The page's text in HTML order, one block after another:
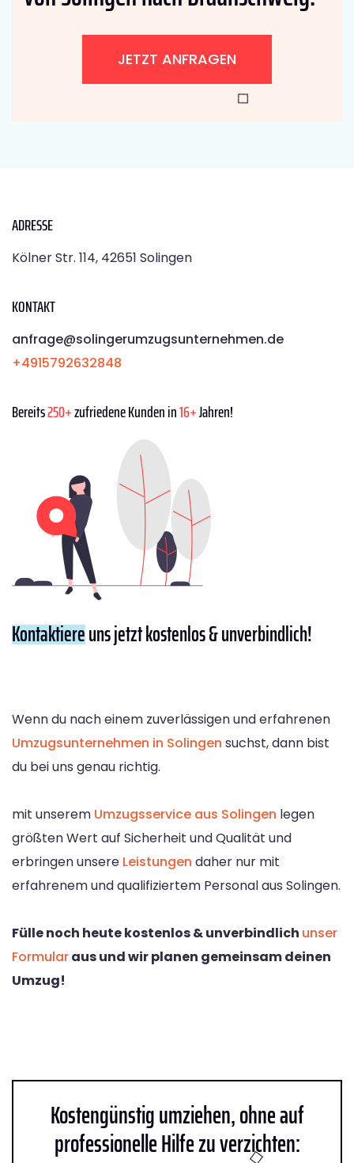
JETZT ANFRAGEN
ADRESSE
Kölner Str. 114, 42651 Solingen
KONTAKT
anfrage@solingerumzugsunternehmen.de
+4915792632848
Bereits250+zufriedene Kunden in16+Jahren!
Kontaktiereuns jetzt kostenlos & unverbindlich!
Wenn du nach einem zuverlässigen und erfahrenen
Umzugsunternehmen in Solingen suchst, dann bist
du bei uns genau richtig.
mit unserem Umzugsservice aus Solingen legen
größten Wert auf Sicherheit und Qualität und
erbringen unsere Leistungen daher nur mit
erfahrenem und qualifiziertem Personal aus Solingen.
Fülle noch heute kostenlos & unverbindlich unser
Formularaus und wir planen gemeinsam deinen
Umzug!
Kostengünstig umziehen, ohne auf
professionelle Hilfe zu verzichten: